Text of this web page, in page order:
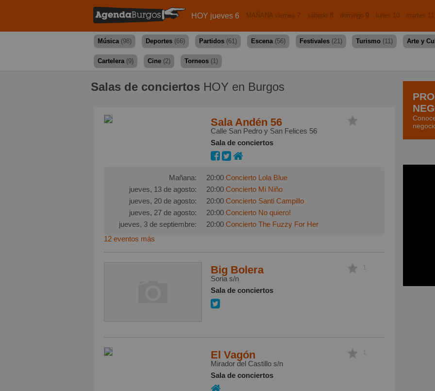
HOY jueves 6 MAÑANA viernes 7 sábado 8 domingo 9 lunes 10 martes 11
Música (98) Deportes (66) Partidos (61) Escena (56) Festivales (21) Turismo (11) Arte y
Cartelera (9) Cine (2) Torneos (1)
Salas de conciertos HOY en Burgos
Sala Andén 56
Calle San Pedro y San Felices 56
Sala de conciertos
Mañana: 20:00 Concierto Lola Blue
jueves, 13 de agosto:
20:00 Concierto Mi Niño
jueves, 20 de agosto:
20:00 Concierto Santi Campillo
jueves, 27 de agosto:
20:00 Concierto No quiero!
jueves, 3 de septiembre:
20:00 Concierto The Fuzzy For Her
12 eventos más
Big Bolera
Soria s/n
Sala de conciertos
1
El Vagón
Mirador del Castillo s/n
Sala de conciertos
1